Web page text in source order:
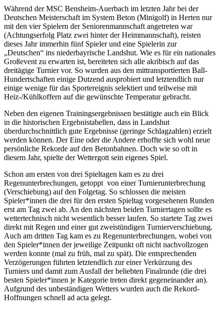
Während der MSC Bensheim-Auerbach im letzten Jahr bei der
Deutschen Meisterschaft im System Beton (Minigolf) in Herten nur
mit den vier Spielern der Seniorenmannschaft angetreten war
(Achtungserfolg Platz zwei hinter der Heimmannschaft), reisten
dieses Jahr immerhin fünf Spieler und eine Spielerin zur
„Deutschen“ ins niederbayrische Landshut. Wie es für ein nationales
Großevent zu erwarten ist, bereiteten sich alle akribisch auf das
dreitägige Turnier vor. So wurden aus den mittransportierten Ball-
Hundertschaften einige Dutzend ausprobiert und letztendlich nur
einige wenige für das Sportereignis selektiert und teilweise mit
Heiz-/Kühlkoffern auf die gewünschte Temperatur gebracht.
Neben den eigenen Trainingsergebnissen bestätigte auch ein Blick
in die historischen Ergebnistabellen, dass in Landshut
überdurchschnittlich gute Ergebnisse (geringe Schlagzahlen) erzielt
werden können. Der Eine oder die Andere erhoffte sich wohl neue
persönliche Rekorde auf den Betonbahnen. Doch wie so oft in
diesem Jahr, spielte der Wettergott sein eigenes Spiel.
Schon am ersten von drei Spieltagen kam es zu drei
Regenunterbrechungen, getoppt von einer Turnierunterbrechung
(Verschiebung) auf den Folgetag. So schlossen die meisten
Spieler*innen die drei für den ersten Spieltag vorgesehenen Runden
erst am Tag zwei ab. An den nächsten beiden Turniertagen sollte es
wettertechnisch nicht wesentlich besser laufen. So startete Tag zwei
direkt mit Regen und einer gut zweistündigen Turnierverschiebung.
Auch am dritten Tag kam es zu Regenunterbrechungen, wobei von
den Spieler*innen der jeweilige Zeitpunkt oft nicht nachvollzogen
werden konnte (mal zu früh, mal zu spät). Die entsprechenden
Verzögerungen führten letztendlich zur einer Verkürzung des
Turniers und damit zum Ausfall der beliebten Finalrunde (die drei
besten Spieler*innen je Kategorie treten direkt gegeneinander an).
Aufgrund des unbeständigen Wetters wurden auch die Rekord-
Hoffnungen schnell ad acta gelegt.